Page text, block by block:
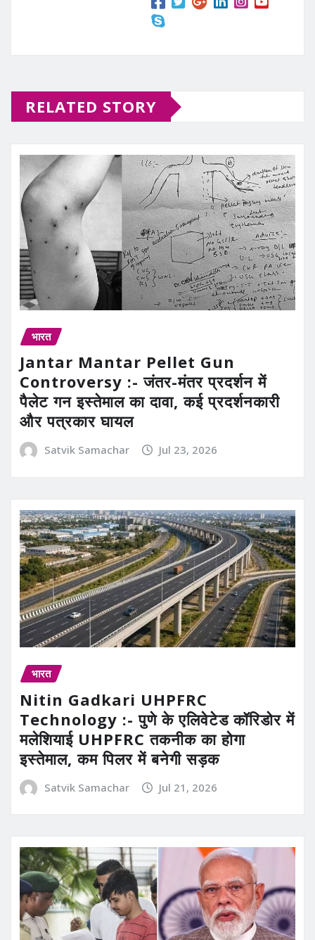
RELATED STORY
भारत
Jantar Mantar Pellet Gun
Controversy :- जंतर-मंतर प्रदर्शन में
पैलेट गन इस्तेमाल का दावा, कई प्रदर्शनकारी
और पत्रकार घायल
Satvik Samachar Jul 23, 2026
भारत
Nitin Gadkari UHPFRC
Technology :- पुणे के एलिवेटेड कॉरिडोर में
मलेशियाई UHPFRC तकनीक का होगा
इस्तेमाल, कम पिलर में बनेगी सड़क
Satvik Samachar Jul 21, 2026